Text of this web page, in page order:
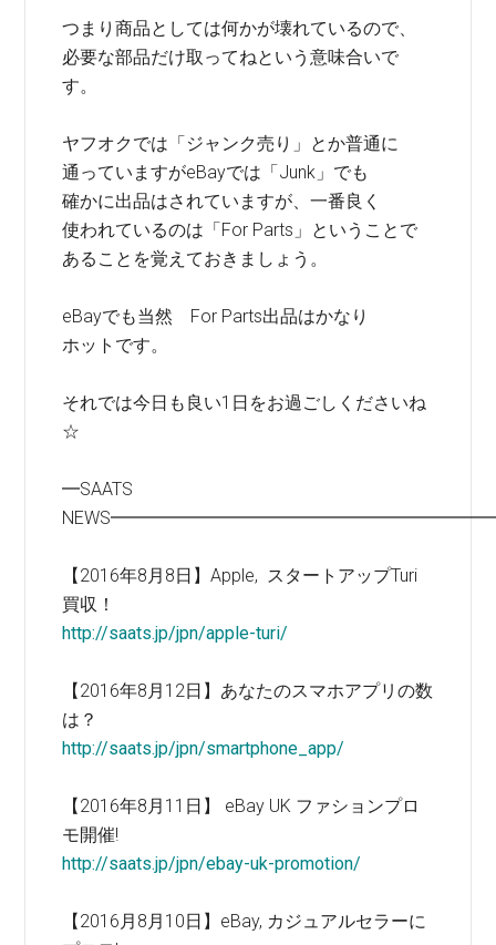
つまり商品としては何かが壊れているので、
必要な部品だけ取ってねという意味合いで
す。
ヤフオクでは「ジャンク売り」とか普通に
通っていますがeBayでは「Junk」でも
確かに出品はされていますが、一番良く
使われているのは「For Parts」ということで
あることを覚えておきましょう。
eBayでも当然 For Parts出品はかなり
ホットです。
それでは今日も良い1日をお過ごしくださいね
☆
━SAATS
【2016年8月8日】Apple, スタートアップTuri
買収！
http://saats.jp/jpn/apple-turi/
【2016年8月12日】あなたのスマホアプリの数
は？
http://saats.jp/jpn/smartphone_app/
【2016年8月11日】 eBay UK ファションプロ
モ開催!
http://saats.jp/jpn/ebay-uk-promotion/
【2016月8月10日】eBay, カジュアルセラーに